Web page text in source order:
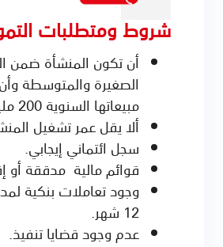
شروط ومتطلبات
أن تكون المنشأة ضمن
الصغيرة والمتوسطة وأن
مبيعاتها السنوية 200 مليون ريال.
ألا يقل عمر تشغيل
سجل ائتماني إيجابي.
قوائم مالية مدققة أو
وجود تعاملات بنكية
12 شهر.
عدم وجود قضايا تنفيذ.